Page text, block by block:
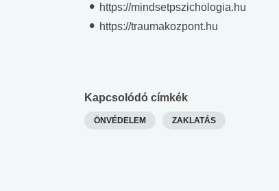
https://mindsetpszichologia.hu
https://traumakozpont.hu
Kapcsolódó címkék
ÖNVÉDELEM ZAKLATÁS